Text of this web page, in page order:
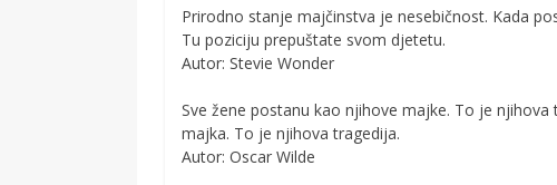
Prirodno stanje majčinstva je nesebičnost. Kada
Tu poziciju prepuštate svom djetetu.
Autor: Stevie Wonder
Sve žene postanu kao njihove majke. To je
majka. To je njihova tragedija.
Autor: Oscar Wilde